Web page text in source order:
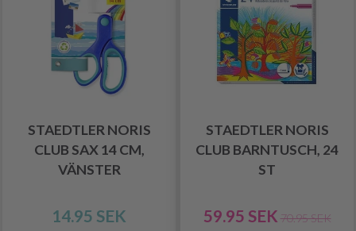
STAEDTLER NORIS
CLUB SAX 14 CM,
VÄNSTER
14.95 SEK
STAEDTLER NORIS
CLUB BARNTUSCH, 24
ST
59.95 SEK 70.95 SEK